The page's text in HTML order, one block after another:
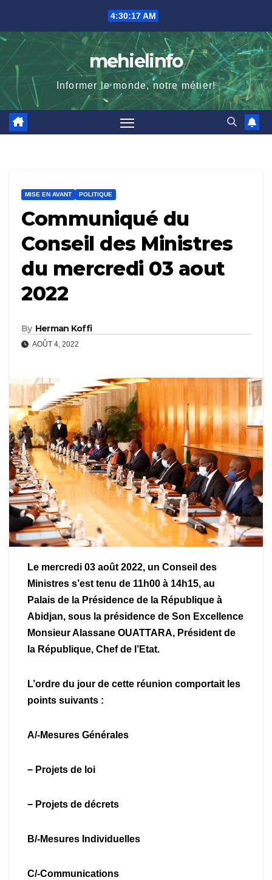
content
4:30:18 AM
mehielinfo
Informer le monde, notre métier!
MISE EN AVANT POLITIQUE
Communiqué du
Conseil des Ministres
du mercredi 03 aout
2022
By Herman Koffi
AOÛT 4, 2022
Le mercredi 03 août 2022, un Conseil des
Ministres s’est tenu de 11h00 à 14h15, au
Palais de la Présidence de la République à
Abidjan, sous la présidence de Son Excellence
Monsieur Alassane OUATTARA, Président de
la République, Chef de l’Etat.
L’ordre du jour de cette réunion comportait les
points suivants :
A/-Mesures Générales
− Projets de loi
− Projets de décrets
B/-Mesures Individuelles
C/-Communications